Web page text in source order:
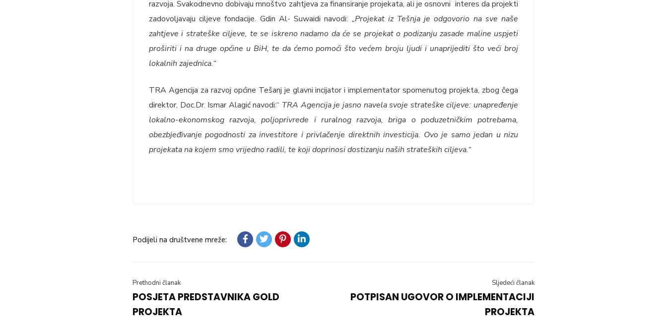
razvoja. Svakodnevno dobivaju mnoštvo zahtjeva za finansiranje projekata, ali je osnovni interes da projekti
zadovoljavaju ciljeve fondacije. Gdin Al- Suwaidi navodi: „Projekat iz Tešnja je odgovorio na sve naše
zahtjeve i strateške ciljeve, te se iskreno nadamo da će se projekat o podizanju zasade maline uspjeti
proširiti i na druge općine u BiH, te da ćemo pomoći što većem broju ljudi i unaprijediti što veći broj
lokalnih zajednica.“
TRA Agencija za razvoj općine Tešanj je glavni incijator i implementator spomenutog projekta, zbog čega
direktor, Doc.Dr. Ismar Alagić navodi:“ TRA Agencija je jasno navela svoje strateške ciljeve: unapređenje
lokalno-ekonomskog razvoja, poljoprivrede i ruralnog razvoja, briga o poduzetničkim potrebama,
obezbjeđivanje pogodnosti za investitore i privlačenje direktnih investicija. Ovo je samo jedan u nizu
projekata na kojem smo vrijedno radili, te koji doprinosi dostizanju naših strateških ciljeva.“
Podijeli na društvene mreže:
Prethodni članak
POSJETA PREDSTAVNIKA GOLD
PROJEKTA
Sljedeći članak
POTPISAN UGOVOR O IMPLEMENTACIJI
PROJEKTA